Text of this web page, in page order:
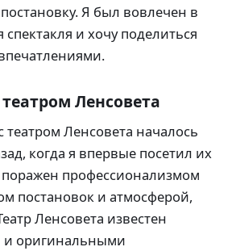
Я был вовлечен в
спектакля и хочу поделиться
Ленсовета
театром Ленсовета началось
когда я впервые посетил их
поражен профессионализмом
постановок и атмосферой,
Ленсовета известен
оригинальными